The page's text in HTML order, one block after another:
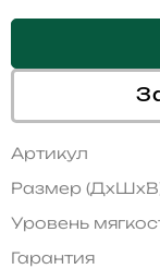
Артикул
Размер
Уровень
Гарантия